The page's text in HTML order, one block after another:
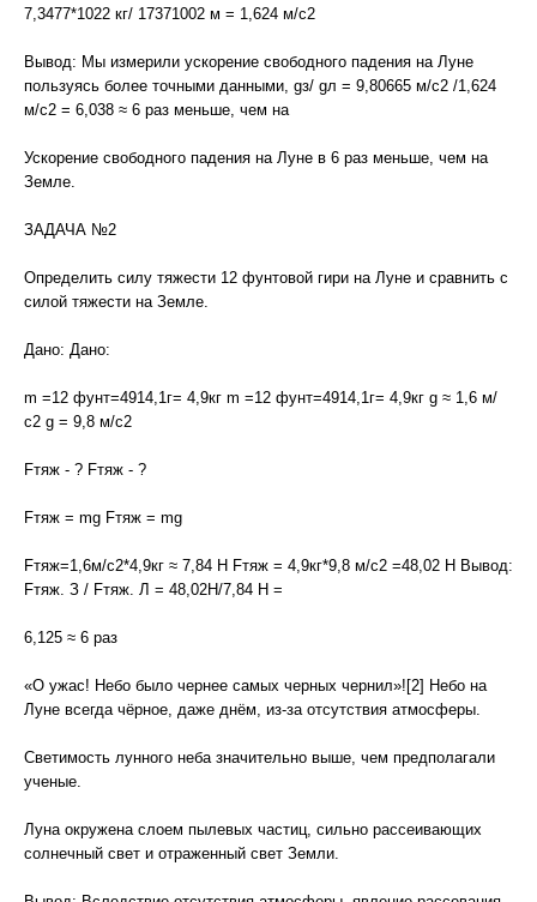
7,3477*1022 кг/ 17371002 м = 1,624 м/с2
Вывод: Мы измерили ускорение свободного падения на Луне
пользуясь более точными данными, gз/ gл = 9,80665 м/с2 /1,624
м/с2 = 6,038 ≈ 6 раз меньше, чем на
Ускорение свободного падения на Луне в 6 раз меньше, чем на
Земле.
ЗАДАЧА №2
Определить силу тяжести 12 фунтовой гири на Луне и сравнить с
силой тяжести на Земле.
Дано: Дано:
m =12 фунт=4914,1г= 4,9кг m =12 фунт=4914,1г= 4,9кг g ≈ 1,6 м/
с2 g = 9,8 м/с2
Fтяж - ? Fтяж - ?
Fтяж = mg Fтяж = mg
Fтяж=1,6м/с2*4,9кг ≈ 7,84 Н Fтяж = 4,9кг*9,8 м/с2 =48,02 Н Вывод:
Fтяж. З / Fтяж. Л = 48,02Н/7,84 Н =
6,125 ≈ 6 раз
«О ужас! Небо было чернее самых черных чернил»![2] Небо на
Луне всегда чёрное, даже днём, из-за отсутствия атмосферы.
Светимость лунного неба значительно выше, чем предполагали
ученые.
Луна окружена слоем пылевых частиц, сильно рассеивающих
солнечный свет и отраженный свет Земли.